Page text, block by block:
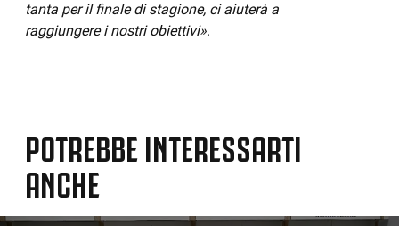
tanta per il finale di stagione, ci aiuterà a
raggiungere i nostri obiettivi».
POTREBBE INTERESSARTI
ANCHE